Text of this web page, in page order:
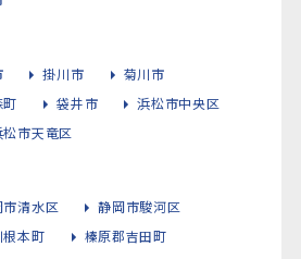
掛川市
菊川市
町 袋井市
浜松市中央区
松市天竜区
市清水区
静岡市駿河区
本町
榛原郡吉田町